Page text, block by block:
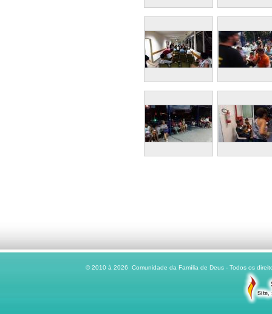
© 2010 à 2026 Comunidade da Família de Deus - Todos os